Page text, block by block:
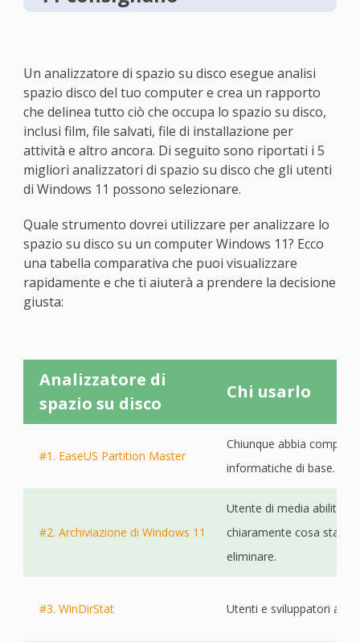
Un analizzatore di spazio su disco esegue analisi
spazio disco del tuo computer e crea un rapporto
che delinea tutto ciò che occupa lo spazio su disco,
inclusi film, file salvati, file di installazione per
attività e altro ancora. Di seguito sono riportati i 5
migliori analizzatori di spazio su disco che gli utenti
di Windows 11 possono selezionare.
Quale strumento dovrei utilizzare per analizzare lo
spazio su disco su un computer Windows 11? Ecco
una tabella comparativa che puoi visualizzare
rapidamente e che ti aiuterà a prendere la decisione
giusta:
Analizzatore di
spazio su disco
Chi usarlo
#1. EaseUS Partition Master
Chiunque abbia
informatiche di base.
#2. Archiviazione di Windows 11
Utente di media abilità
chiaramente cosa sta per
eliminare.
#3. WinDirStat Utenti e sviluppatori